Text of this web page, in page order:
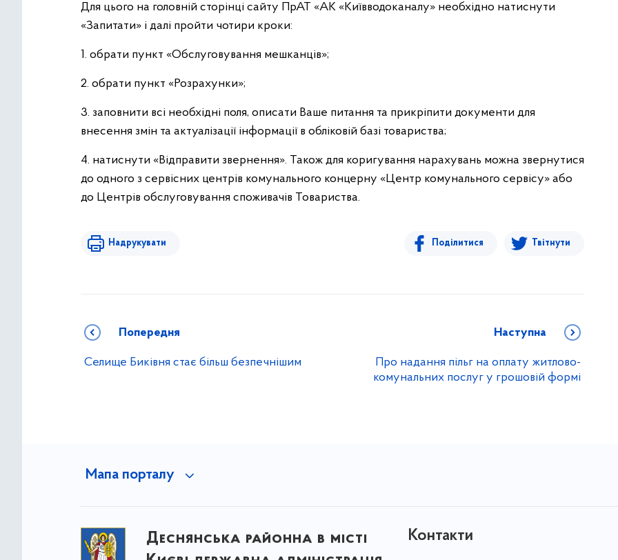
Для цього на головній сторінці сайту ПрАТ «АК «Київводоканалу» необхідно натиснути
«Запитати» і далі пройти чотири кроки:
1. обрати пункт «Обслуговування мешканців»;
2. обрати пункт «Розрахунки»;
3. заповнити всі необхідні поля, описати Ваше питання та прикріпити документи для
внесення змін та актуалізації інформації в обліковій базі товариства;
4. натиснути «Відправити звернення». Також для коригування нарахувань можна звернутися
до одного з сервісних центрів комунального концерну «Центр комунального сервісу» або
до Центрів обслуговування споживачів Товариства.
Надрукувати Поділитися Твітнути
Попередня
Селище Биківня стає більш безпечнішим
Наступна
Про надання пільг на оплату житлово-
комунальних послуг у грошовій формі
Мапа порталу
Деснянська районна в місті
Контакти